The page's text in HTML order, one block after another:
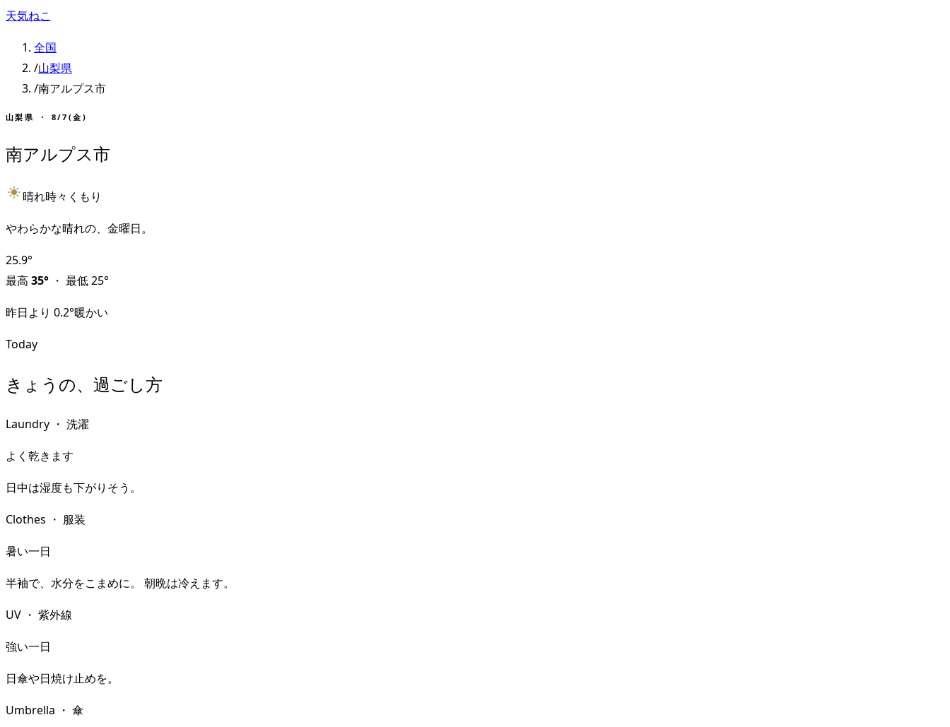
天気ねこ
全国
/山梨県
/南アルプス市
山梨県 ・ 8/7(金)
南アルプス市
晴れ時々くもり
やわらかな晴れの、金曜日。
25.9°
最高 35° ・ 最低25°
昨日より 0.2°暖かい
Today
きょうの、過ごし方
Laundry ・ 洗濯
よく乾きます
日中は湿度も下がりそう。
Clothes ・ 服装
暑い一日
半袖で、水分をこまめに。 朝晩は冷えます。
UV ・ 紫外線
強い一日
日傘や日焼け止めを。
Umbrella ・ 傘